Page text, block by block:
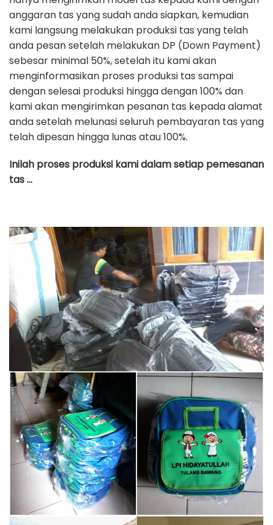
anggaran tas yang sudah anda siapkan, kemudian
kami langsung melakukan produksi tas yang telah
anda pesan setelah melakukan DP (Down Payment)
sebesar minimal 50%, setelah itu kami akan
menginformasikan proses produksi tas sampai
dengan selesai produksi hingga dengan 100% dan
kami akan mengirimkan pesanan tas kepada alamat
anda setelah melunasi seluruh pembayaran tas yang
telah dipesan hingga lunas atau 100%.
Inilah proses produksi kami dalam setiap pemesanan
tas …